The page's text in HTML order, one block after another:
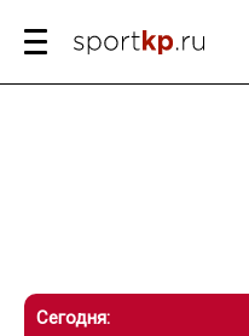
Сегодня: